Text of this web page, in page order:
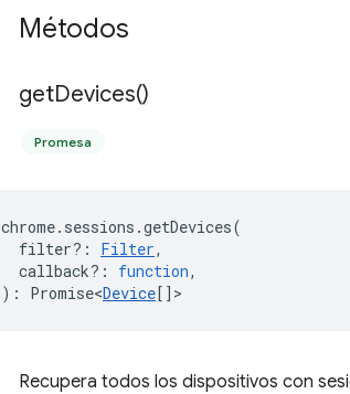
Métodos
getDevices()
Promesa
chrome. sessions .getDevices(
filter? : Filter,
callback? : function,
) : Promise<Device[] >
Recupera todos los dispositivos con